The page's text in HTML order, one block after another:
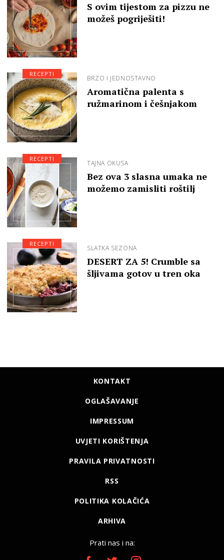
S ovim tijestom za pizzu ne
možeš pogriješiti!
BRZO I JEDNOSTAVNO
Aromatična palenta s
ružmarinom i češnjakom
RECEPTI
TAJNA OKUSA
Bez ova 3 slasna umaka ne
možemo zamisliti roštilj
RECEPTI
SLATKA SEZONA
DESERT ZA 5! Crumble sa
šljivama gotov u tren oka
RECEPTI
KONTAKT
OGLAŠAVANJE
IMPRESSUM
UVJETI KORIŠTENJA
PRAVILA PRIVATNOSTI
RSS
POLITIKA KOLAČIĆA
ARHIVA
Prati nas i na: